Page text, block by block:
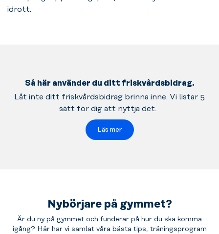
idrott.
Så här använder du ditt friskvårdsbidrag.
Låt inte ditt friskvårdsbidrag brinna inne. Vi listar 5
sätt för dig att nyttja det.
Läs mer
Nybörjare på gymmet?
Är du ny på gymmet och funderar på hur du ska komma
igång? Här har vi samlat våra bästa tips, träningsprogram